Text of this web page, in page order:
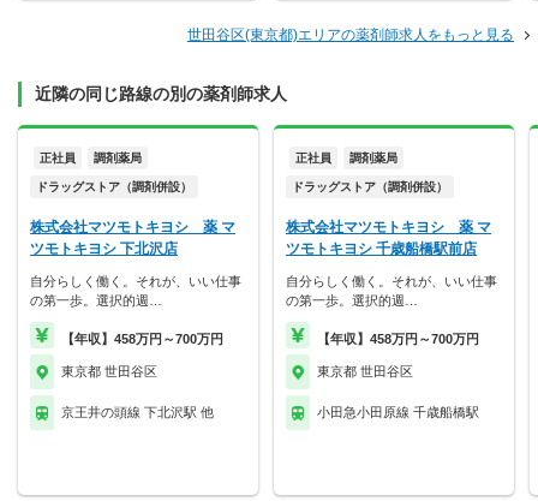
世田谷区(東京都)エリアの薬剤師求人をもっと見る
近隣の同じ路線の別の薬剤師求人
正社員 調剤薬局
ドラッグストア（調剤併設）
株式会社マツモトキヨシ 薬 マ
ツモトキヨシ 下北沢店
自分らしく働く。それが、いい仕事
の第一歩。選択的週…
【年収】458万円～700万円
東京都 世田谷区
京王井の頭線 下北沢駅 他
正社員 調剤薬局
ドラッグストア（調剤併設）
株式会社マツモトキヨシ 薬 マ
ツモトキヨシ 千歳船橋駅前店
自分らしく働く。それが、いい仕事
の第一歩。選択的週…
【年収】458万円～700万円
東京都 世田谷区
小田急小田原線 千歳船橋駅